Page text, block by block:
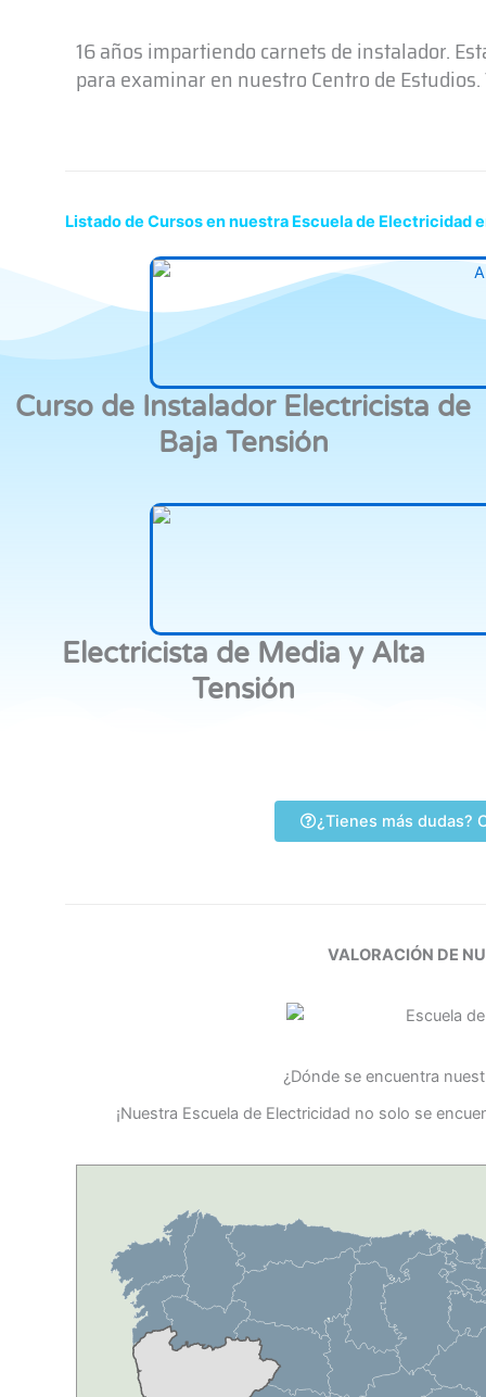
16 años impartiendo carnets de instalador.
para examinar en nuestro Centro de Estudios.
Listado de Cursos en nuestra Escuela de Electricidad
Curso de Instalador Electricista de
Baja Tensión
Electricista de Media y Alta
Tensión
¿Tienes más dudas?
VALORACIÓN DE
¿Dónde se encuentra
¡Nuestra Escuela de Electricidad no solo se